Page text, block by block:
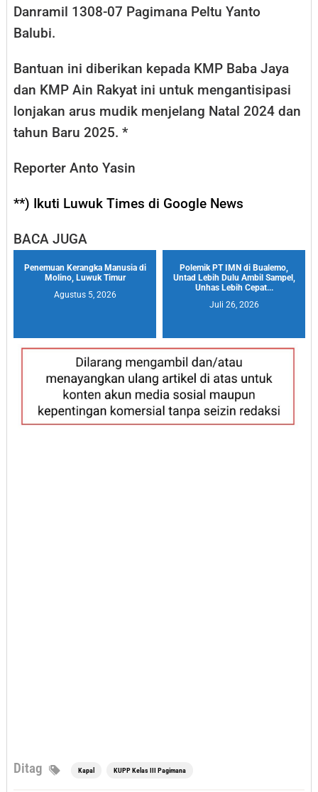
Danramil 1308-07 Pagimana Peltu Yanto
Balubi.
Bantuan ini diberikan kepada KMP Baba Jaya
dan KMP Ain Rakyat ini untuk mengantisipasi
lonjakan arus mudik menjelang Natal 2024 dan
tahun Baru 2025. *
Reporter Anto Yasin
**) Ikuti Luwuk Times di Google News
BACA JUGA
Penemuan Kerangka Manusia di
Molino, Luwuk Timur
Agustus 5, 2026
Polemik PT IMN di Bualemo,
Untad Lebih Dulu Ambil Sampel,
Unhas Lebih Cepat...
Juli 26, 2026
Ditag Kapal KUPP Kelas III Pagimana